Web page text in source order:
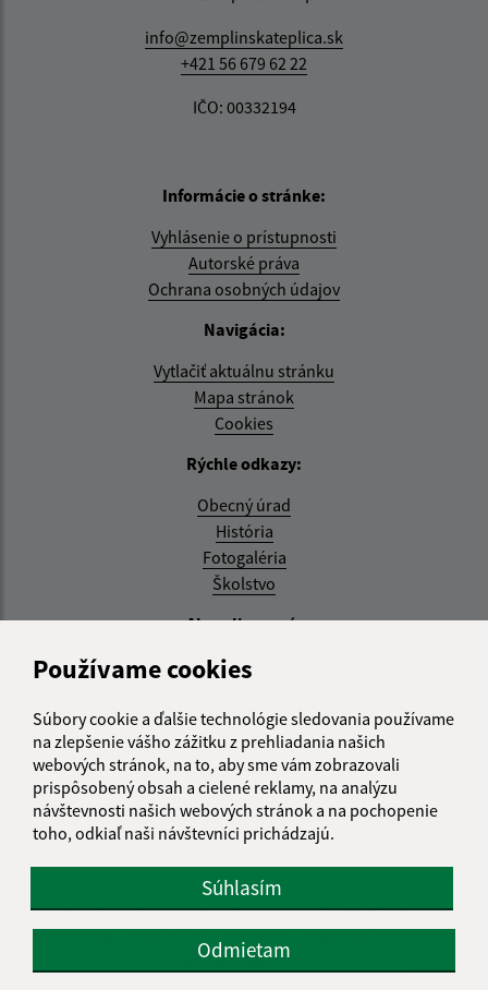
Používame cookies
Súbory cookie a ďalšie technológie sledovania používame
na zlepšenie vášho zážitku z prehliadania našich
webových stránok, na to, aby sme vám zobrazovali
prispôsobený obsah a cielené reklamy, na analýzu
návštevnosti našich webových stránok a na pochopenie
toho, odkiaľ naši návštevníci prichádzajú.
Súhlasím
Odmietam
info@zemplinskateplica.sk
+421 56 679 62 22
IČO: 00332194
Informácie o stránke:
Vyhlásenie o prístupnosti
Autorské práva
Ochrana osobných údajov
Navigácia:
Vytlačiť aktuálnu stránku
Mapa stránok
Cookies
Rýchle odkazy:
Obecný úrad
História
Fotogaléria
Školstvo
Aktualizované:
04.08.2026 11:27 hod.
RSS
Správca obsahu:
Správca obsahu je Obec Zemplínska Teplica.
Vytvorené v súlade sJednotným dizajn manuálom
elektronických služieb.
CMS systém (redakčný) systém ECHELON 2
web portál
webhosting
wbx, s.r.o. domény
registrácia domény
spoločnosť wbx, s.r.o.